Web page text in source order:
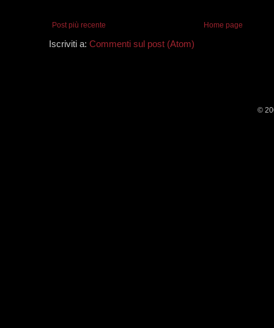
Post più recente Home page
Iscriviti a: Commenti sul post (Atom)
©